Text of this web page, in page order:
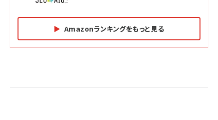
Amazonランキングをもっと見る
2億円を売り上げたプロが教える note×AI 最強の
anan(アンアン)2026/07/01号 No.2501[魅せる
ベインキャピタル 企業価値向上力の秘密